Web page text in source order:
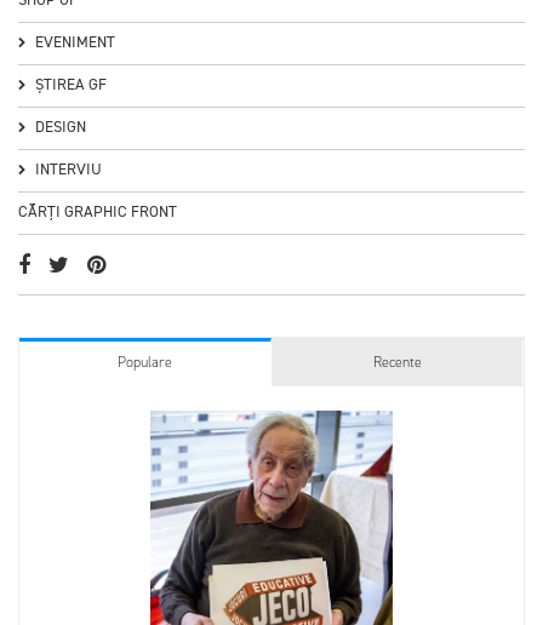
EVENIMENT
ȘTIREA GF
DESIGN
INTERVIU
CĂRȚI GRAPHIC FRONT
Populare Recente